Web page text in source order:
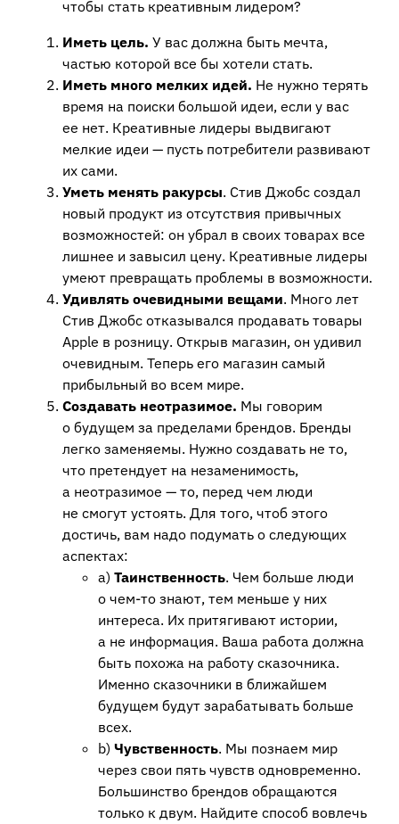
чтобы стать креативным лидером?
Иметь цель. У вас должна быть мечта,
частью которой все бы хотели стать.
Иметь много мелких идей. Не нужно терять
время на поиски большой идеи, если у вас
ее нет. Креативные лидеры выдвигают
мелкие идеи — пусть потребители развивают
их сами.
Уметь менять ракурсы. Стив Джобс создал
новый продукт из отсутствия привычных
возможностей: он убрал в своих товарах все
лишнее и завысил цену. Креативные лидеры
умеют превращать проблемы в возможности.
Удивлять очевидными вещами. Много лет
Стив Джобс отказывался продавать товары
Apple в розницу. Открыв магазин, он удивил
очевидным. Теперь его магазин самый
прибыльный во всем мире.
Создавать неотразимое. Мы говорим
о будущем за пределами брендов. Бренды
легко заменяемы. Нужно создавать не то,
что претендует на незаменимость,
а неотразимое — то, перед чем люди
не смогут устоять. Для того, чтоб этого
достичь, вам надо подумать о следующих
аспектах:
а) Таинственность. Чем больше люди
о чем-то знают, тем меньше у них
интереса. Их притягивают истории,
а не информация. Ваша работа должна
быть похожа на работу сказочника.
Именно сказочники в ближайшем
будущем будут зарабатывать больше
всех.
b) Чувственность. Мы познаем мир
через свои пять чувств одновременно.
Большинство брендов обращаются
только к двум. Найдите способ вовлечь